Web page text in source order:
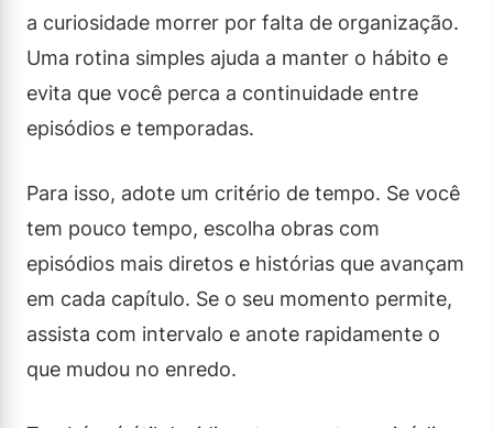
a curiosidade morrer por falta de organização.
Uma rotina simples ajuda a manter o hábito e
evita que você perca a continuidade entre
episódios e temporadas.
Para isso, adote um critério de tempo. Se você
tem pouco tempo, escolha obras com
episódios mais diretos e histórias que avançam
em cada capítulo. Se o seu momento permite,
assista com intervalo e anote rapidamente o
que mudou no enredo.